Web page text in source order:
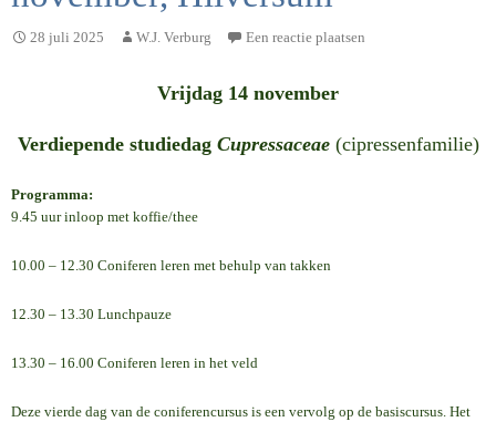
28 juli 2025 W.J. Verburg Een reactie plaatsen
Vrijdag 14 november
Verdiepende studiedag Cupressaceae (cipressenfamilie)
Programma:
9.45 uur inloop met koffie/thee
10.00 – 12.30 Coniferen leren met behulp van takken
12.30 – 13.30 Lunchpauze
13.30 – 16.00 Coniferen leren in het veld
Deze vierde dag van de coniferencursus is een vervolg op de basiscursus. Het